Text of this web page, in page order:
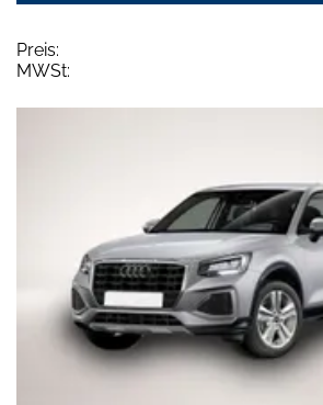
Preis:
MWSt: